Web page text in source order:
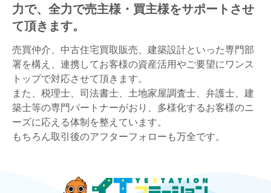
力で、全力で売主様・買主様をサポートさせ
て頂きます。
売買仲介、中古住宅買取販売、建築設計といった専門部
署を構え、連携してお客様の資産活用やご要望にワンス
トップで対応させて頂きます。
また、税理士、司法書士、土地家屋調査士、弁護士、建
築士等の専門パートナーがおり、多様化するお客様のニ
ーズに応える体制を整えています。
もちろん取引後のアフターフォローも万全です。